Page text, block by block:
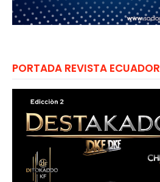
PORTADA REVISTA ECUADOR